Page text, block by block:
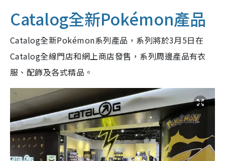
Catalog全新Pokémon產品
Catalog全新Pokémon系列產品，系列將於3月5日在
Catalog全線門店和網上商店發售，系列周邊產品有衣
服、配飾及各式精品。